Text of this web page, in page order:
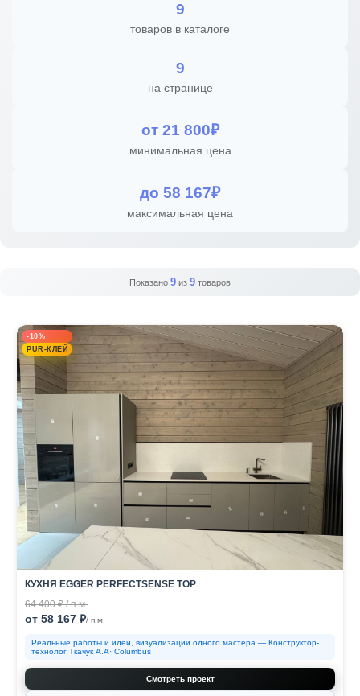
9
товаров в каталоге
9
на странице
от 21 800₽
минимальная цена
до 58 167₽
максимальная цена
Показано 9 из 9 товаров
-10%
PUR-КЛЕЙ
КУХНЯ EGGER PERFECTSENSE TOP
64 400 ₽ / п.м.
от 58 167 ₽/ п.м.
Реальные работы и идеи, визуализации одного мастера — Конструктор-
технолог Ткачук А.А· Columbus
Смотреть проект